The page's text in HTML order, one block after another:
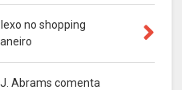
no shopping
Abrams comenta